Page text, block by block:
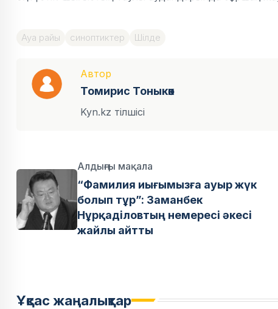
Ауа райы синоптиктер Шілде
Автор
Томирис Тоныкөк
Kyn.kz тілшісі
Алдыңғы мақала
“Фамилия иығымызға ауыр жүк
болып тұр”: Заманбек
Нұрқаділовтың немересі әкесі
жайлы айтты
Ұқсас жаңалықтар